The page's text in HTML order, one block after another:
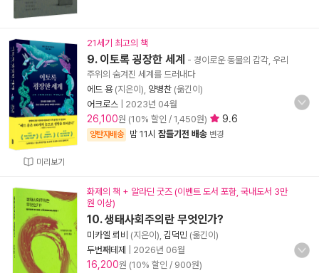
미리보기
21세기 최고의 책
9. 이토록 굉장한 세계 - 경이로운 동물의 감각, 우리
주위의 숨겨진 세계를 드러내다
에드 용(지은이), 양병찬 (옮긴이)
어크로스
2023년 04월
26,100원 (10% 할인 / 1,450원) 9.6
양탄자배송 밤 11시 잠들기전 배송 변경
화제의 책 + 알라딘 굿즈 (이벤트 도서 포함, 국내도서 3만
원 이상)
10. 생태사회주의란 무엇인가?
미카엘 뢰비 (지은이), 김덕민 (옮긴이)
두번째테제
2026년 06월
16,200원 (10% 할인 / 900원)